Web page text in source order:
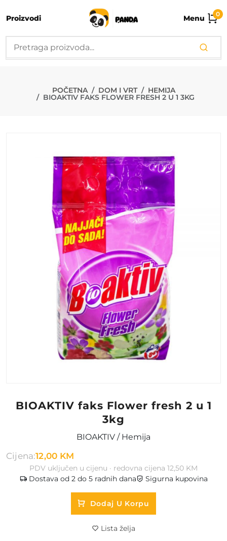
Proizvodi Menu 0
BIOAKTIV
POČETNA DOM I VRT HEMIJA
BIOAKTIV FAKS FLOWER FRESH 2 U 1 3KG
BIOAKTIV faks Flower fresh 2 u 1
3kg
BIOAKTIV / Hemija
Cijena:12,00 KM
PDV uključen u cijenu · redovna cijena 12,50 KM
Dostava od 2 do 5 radnih dana
Sigurna kupovina
Dodaj U Korpu
Lista želja